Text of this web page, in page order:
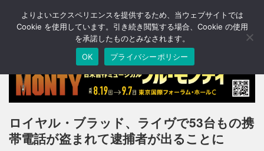
T
o
n
a
v
g
ロイヤル・ブラッド、ライヴで53台もの携
帯電話が盗まれて逮捕者が出ることに
よりよいエクスペリエンスを提供するため、当ウェブサイトでは
Cookie を使用しています。引き続き閲覧する場合、Cookie の使用
を承諾したものとみなされます。
OK
プライバシーポリシー